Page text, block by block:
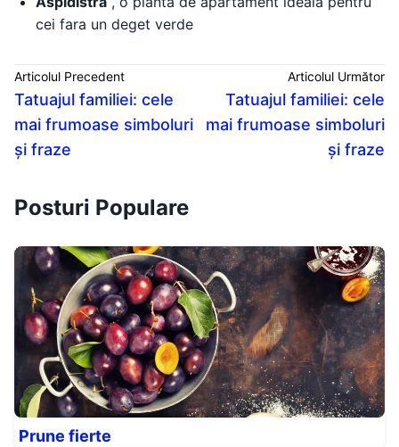
cei fara un deget verde
Articolul Precedent
Tatuajul familiei: cele
mai frumoase simboluri
și fraze
Articolul Următor
Tatuajul familiei: cele
mai frumoase simboluri
și fraze
Posturi Populare
Prune fierte